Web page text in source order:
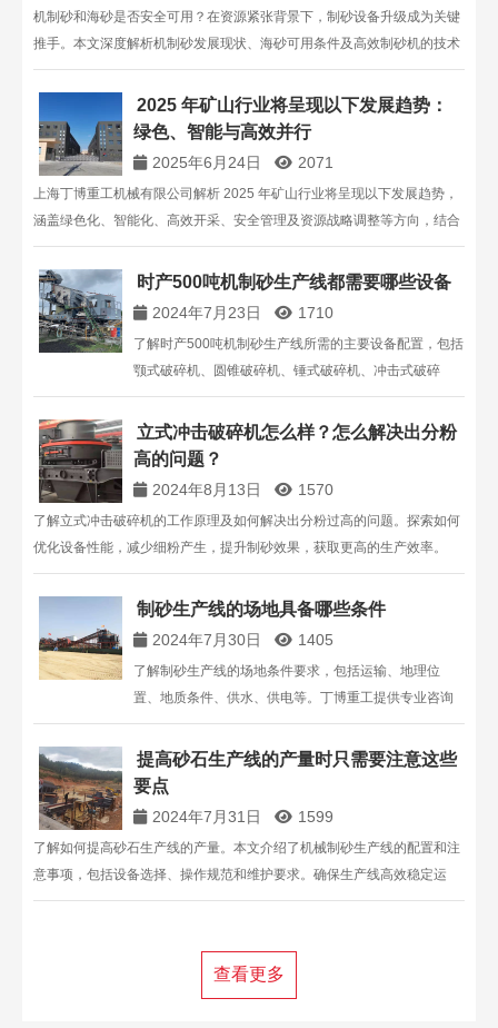
机制砂和海砂是否安全可用？在资源紧张背景下，制砂设备升级成为关键
推手。本文深度解析机制砂发展现状、海砂可用条件及高效制砂机的技术
突破。
2025 年矿山行业将呈现以下发展趋势：
绿色、智能与高效并行​
2025年6月24日 2071
上海丁博重工机械有限公司解析 2025 年矿山行业将呈现以下发展趋势，
涵盖绿色化、智能化、高效开采、安全管理及资源战略调整等方向，结合
技术案例与政策分析，为矿山企业发展提供参考。
时产500吨机制砂生产线都需要哪些设备
2024年7月23日 1710
了解时产500吨机制砂生产线所需的主要设备配置，包括
颚式破碎机、圆锥破碎机、锤式破碎机、冲击式破碎
机、振动筛等。获取详细设备功能介绍和价格范围，助
力您的砂石生产线建设。
立式冲击破碎机怎么样？怎么解决出分粉
高的问题？
2024年8月13日 1570
了解立式冲击破碎机的工作原理及如何解决出分粉过高的问题。探索如何
优化设备性能，减少细粉产生，提升制砂效果，获取更高的生产效率。
制砂生产线的场地具备哪些条件
2024年7月30日 1405
了解制砂生产线的场地条件要求，包括运输、地理位
置、地质条件、供水、供电等。丁博重工提供专业咨询
与报价，助您规划高效制砂生产线。
提高砂石生产线的产量时只需要注意这些
要点
2024年7月31日 1599
了解如何提高砂石生产线的产量。本文介绍了机械制砂生产线的配置和注
意事项，包括设备选择、操作规范和维护要求。确保生产线高效稳定运
行，满足市场需求。
查看更多